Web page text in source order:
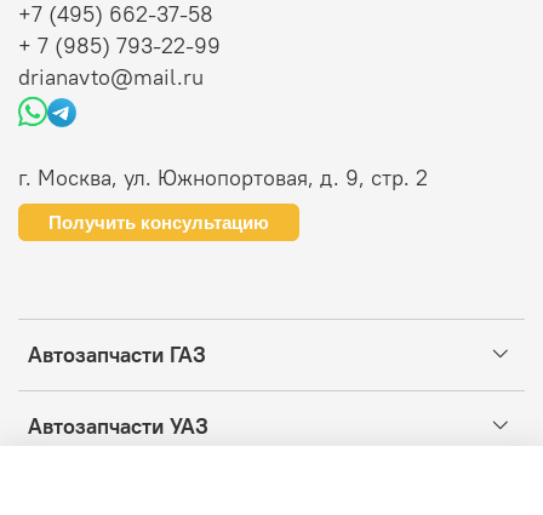
Автозапчасти ГАЗ
Автозапчасти УАЗ
+7 (495) 662-37-58
+ 7 (985) 793-22-99
drianavto@mail.ru
г. Москва, ул. Южнопортовая, д. 9, стр. 2
Получить консультацию